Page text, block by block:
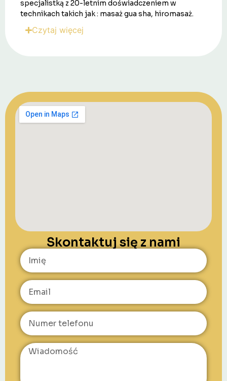
specjalistką z 20-letnim doświadczeniem w
technikach takich jak : masaż gua sha, hiromasaż.
Czytaj więcej
Skontaktuj się z nami